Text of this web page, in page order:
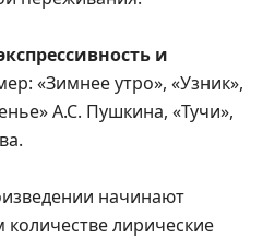
и
«Зимнее утро», «Узник»,
А.С. Пушкина, «Тучи»,
начинают
лирические